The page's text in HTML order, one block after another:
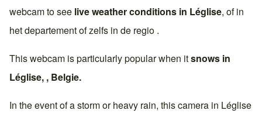
webcam to see live weather conditions in Léglise, of in
het departement of zelfs in de regio .
This webcam is particularly popular when itsnows in
Léglise, , Belgie.
In the event of a storm or heavy rain, this camera in Léglise